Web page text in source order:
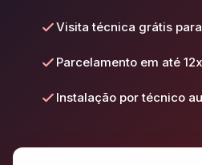
Visita técnica grátis
Parcelamento em até
Instalação por técnico